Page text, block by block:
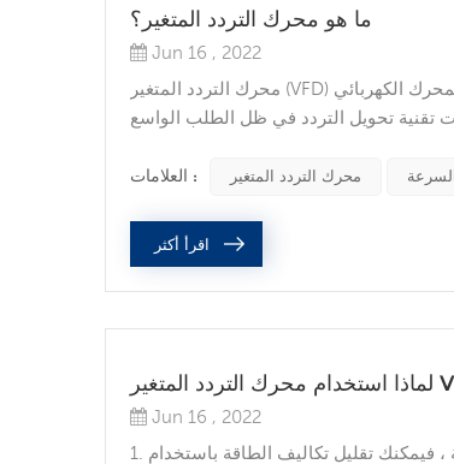
ما هو محرك التردد المتغير؟
Jun 16 , 2022
محرك التردد المتغير (VFD) هو تطبيق لتقنية تحويل التردد وتكنولوجيا الإلكترونيات الدقيقة للتحكم في مكونات المحرك الكهربائي
تقنية تحويل التردد في ظل الطلب الواسع
التيار المستمر التقليدي. الأسماء الأخرى لـ...
العلامات : محرك التردد المتغير
اقرأ أكثر
Jun 16 , 2022
1. تقليل استهلاك الطاقة وتكاليف الطاقة إذا كان تطبيقك لا يتطلب تشغيلًا بأقصى سرعة ، فيمكنك تقليل تكاليف الطاقة باستخدام